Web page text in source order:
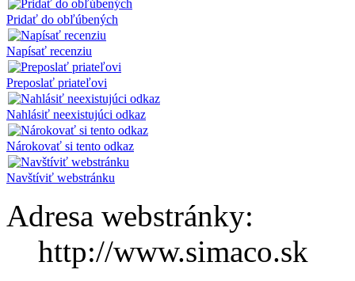
Pridať do obľúbených
Napísať recenziu
Preposlať priateľovi
Nahlásiť neexistujúci odkaz
Nárokovať si tento odkaz
Navštíviť webstránku
Adresa webstránky:
http://www.simaco.sk